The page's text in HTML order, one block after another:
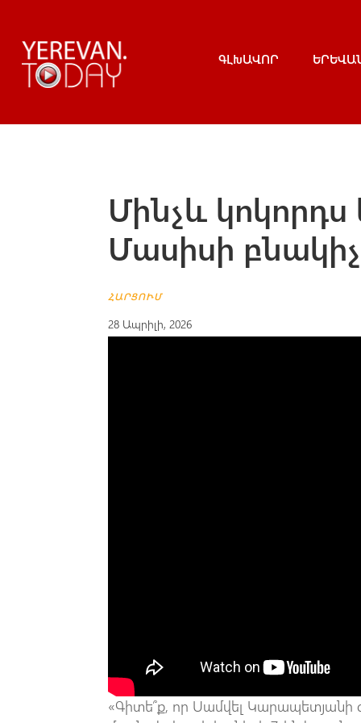
ԳԼԽԱՎՈՐ
Մինչև
Մասիսի բնակիչ
ՀԱՐՑՈՒՄ
28 Ապրիլի, 2026
«Գիտե՞ք, որ Սամվել Կարապետյանի